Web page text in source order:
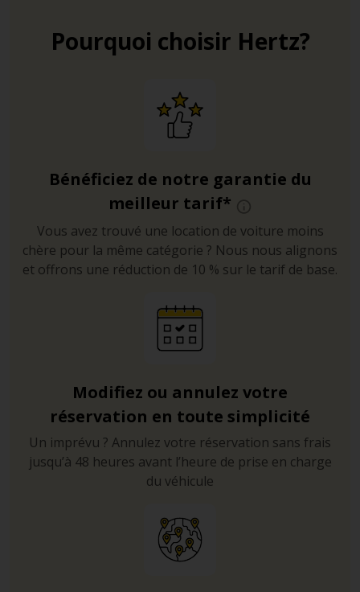
Pourquoi choisir Hertz?
Bénéficiez de notre garantie du
meilleur tarif*
Vous avez trouvé une location de voiture moins
chère pour la même catégorie ? Nous nous alignons
et offrons une réduction de 10 % sur le tarif de base.
Modifiez ou annulez votre
réservation en toute simplicité
Un imprévu ? Annulez votre réservation sans frais
jusqu’à 48 heures avant l’heure de prise en charge
du véhicule